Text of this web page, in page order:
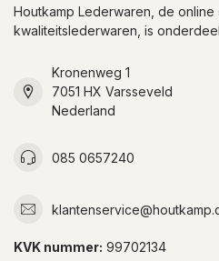
Houtkamp Lederwaren, de online
kwaliteitslederwaren, is
Kronenweg 1
7051 HX Varsseveld
Nederland
085 0657240
KVK nummer: 99702134